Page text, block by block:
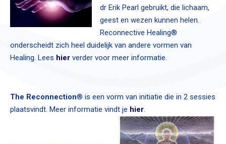
dr Erik Pearl gebruikt, die lichaam,
geest en wezen kunnen helen.
Reconnective Healing®
onderscheidt zich heel duidelijk van andere vormen van
Healing. Lees hier verder voor meer informatie.
The Reconnection® is een vorm van initiatie die in 2 sessies
plaatsvindt. Meer informatie vindt je hier.